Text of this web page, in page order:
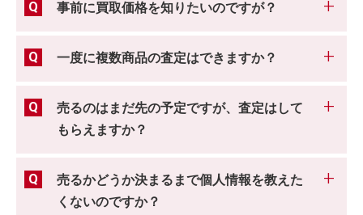
事前に買取価格を知りたいのですが？
一度に複数商品の査定はできますか？
売るのはまだ先の予定ですが、査定はして
もらえますか？
売るかどうか決まるまで個人情報を教えた
くないのですか？